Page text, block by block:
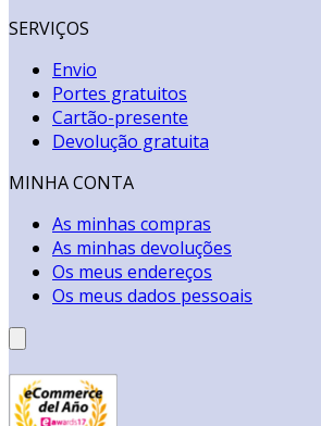
SERVIÇOS
Envio
Portes gratuitos
Cartão-presente
Devolução gratuita
MINHA CONTA
As minhas compras
As minhas devoluções
Os meus endereços
Os meus dados pessoais